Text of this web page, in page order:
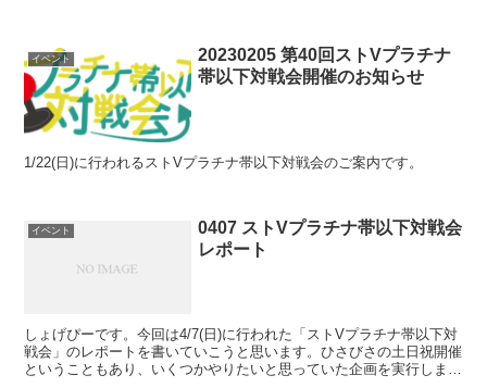
イベント
20230205 第40回ストVプラチナ
帯以下対戦会開催のお知らせ
1/22(日)に行われるストVプラチナ帯以下対戦会のご案内です。
イベント
0407 ストVプラチナ帯以下対戦会
レポート
しょげぴーです。今回は4/7(日)に行われた「ストVプラチナ帯以下対
戦会」のレポートを書いていこうと思います。ひさびさの土日祝開催
ということもあり、いくつかやりたいと思っていた企画を実行しまし